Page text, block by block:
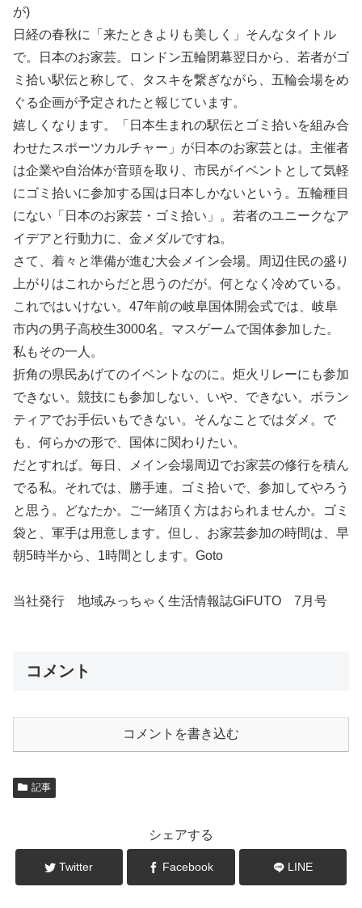
が)
日経の春秋に「来たときよりも美しく」そんなタイトル
で。日本のお家芸。ロンドン五輪閉幕翌日から、若者がゴ
ミ拾い駅伝と称して、タスキを繋ぎながら、五輪会場をめ
ぐる企画が予定されたと報じています。
嬉しくなります。「日本生まれの駅伝とゴミ拾いを組み合
わせたスポーツカルチャー」が日本のお家芸とは。主催者
は企業や自治体が音頭を取り、市民がイベントとして気軽
にゴミ拾いに参加する国は日本しかないという。五輪種目
にない「日本のお家芸・ゴミ拾い」。若者のユニークなア
イデアと行動力に、金メダルですね。
さて、着々と準備が進む大会メイン会場。周辺住民の盛り
上がりはこれからだと思うのだが。何となく冷めている。
これではいけない。47年前の岐阜国体開会式では、岐阜
市内の男子高校生3000名。マスゲームで国体参加した。
私もその一人。
折角の県民あげてのイベントなのに。炬火リレーにも参加
できない。競技にも参加しない、いや、できない。ボラン
ティアでお手伝いもできない。そんなことではダメ。で
も、何らかの形で、国体に関わりたい。
だとすれば。毎日、メイン会場周辺でお家芸の修行を積ん
でる私。それでは、勝手連。ゴミ拾いで、参加してやろう
と思う。どなたか。ご一緒頂く方はおられませんか。ゴミ
袋と、軍手は用意します。但し、お家芸参加の時間は、早
朝5時半から、1時間とします。Goto
当社発行 地域みっちゃく生活情報誌GiFUTO 7月号
コメント
コメントを書き込む
記事
シェアする
Twitter Facebook LINE